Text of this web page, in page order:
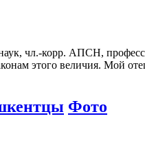
чл.-корр. АПСН,
этого величия. Мой
Фото